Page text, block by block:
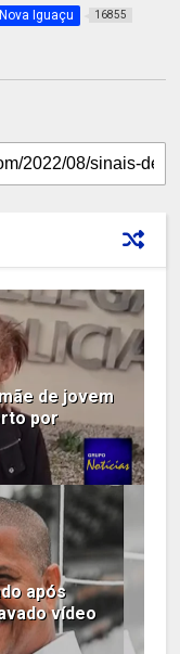
Nova Iguaçu 16855
de jovem
por
após
vídeo